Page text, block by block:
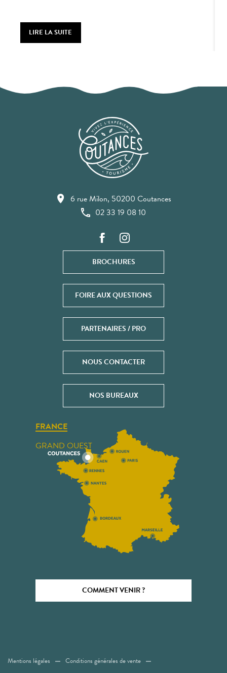
LIRE LA SUITE
6 rue Milon, 50200 Coutances
02 33 19 08 10
BROCHURES
FOIRE AUX QUESTIONS
PARTENAIRES / PRO
NOUS CONTACTER
NOS BUREAUX
FRANCE
GRAND OUEST
COMMENT VENIR ?
Mentions légales Conditions générales de vente